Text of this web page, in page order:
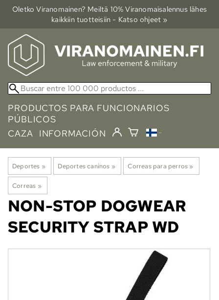
Oletko Viranomainen? Meiltä 10% Viranomais­alennus lähes
kaikkiin tuotteisiin - Katso ohjeet »
PRODUCTOS PARA FUNCIONARIOS
PÚBLICOS
CAZA
INFORMACIÓN
Deportes ‪» Deportes caninos ‪» Correas para perros ‪»
Correas ‪»
NON-STOP DOGWEAR
SECURITY STRAP WD